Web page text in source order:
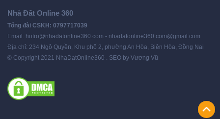
Nhà Đất Online 360
Tổng đài CSKH: 0797717039
Email: hotro@nhadatonline360.com - nhadatonline360.com@gmail.com
Địa chỉ: 234 Ngô Quyền, Khu phố 2, phường An Hòa, Biên Hòa, Đồng Nai
© Copyright 2021 NhaDatOnline360 . SEO by Vương Vũ